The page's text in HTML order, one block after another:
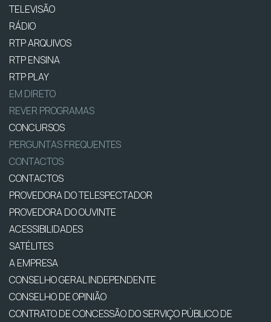
TELEVISÃO
RÁDIO
RTP ARQUIVOS
RTP ENSINA
RTP PLAY
EM DIRETO
REVER PROGRAMAS
CONCURSOS
PERGUNTAS FREQUENTES
CONTACTOS
CONTACTOS
PROVEDORA DO TELESPECTADOR
PROVEDORA DO OUVINTE
ACESSIBILIDADES
SATÉLITES
A EMPRESA
CONSELHO GERAL INDEPENDENTE
CONSELHO DE OPINIÃO
CONTRATO DE CONCESSÃO DO SERVIÇO PÚBLICO DE